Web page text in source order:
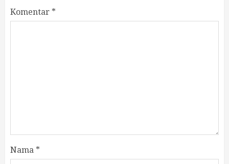
Komentar *
Nama *